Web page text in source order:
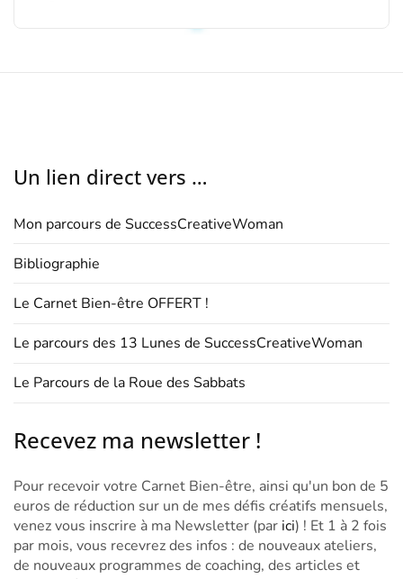
Un lien direct vers …
Mon parcours de SuccessCreativeWoman
Bibliographie
Le Carnet Bien-être OFFERT !
Le parcours des 13 Lunes de SuccessCreativeWoman
Le Parcours de la Roue des Sabbats
Recevez ma newsletter !
Pour recevoir votre Carnet Bien-être, ainsi qu'un bon de 5
euros de réduction sur un de mes défis créatifs mensuels,
venez vous inscrire à ma Newsletter (par ici) ! Et 1 à 2 fois
par mois, vous recevrez des infos : de nouveaux ateliers,
de nouveaux programmes de coaching, des articles et